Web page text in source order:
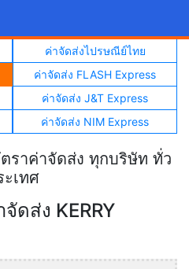
ค่าจัดส่งไปรษณีย์ไทย
ค่าจัดส่ง FLASH Express
ค่าจัดส่ง J&T Express
ค่าจัดส่ง NIM Express
ราค่าจัดส่ง ทุกบริษัท ทั่ว
ะเทศ
ดส่ง KERRY